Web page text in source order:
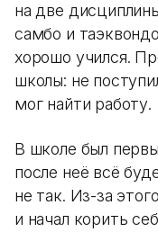
на две
самбо и
хорошо учился.
школы: не
мог найти работу.
В школе был
после неё всё
не так. Из-за
и начал корить